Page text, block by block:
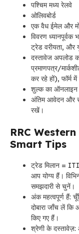
पश्चिम मध्य रेलवे
ओलिवबोर्ड
एक वैध ईमेल और
विवरण ध्यानपूर्वक
ट्रेड वरीयता, और
दस्तावेज अपलोड
प्रमाणपत्र/
कर रहे हों), फॉर्म
शुल्क का ऑनलाइन
अंतिम आवेदन और
रखें।
RRC
Smart Tips
ट्रेड मिलान =
आप योग्य हैं।
समझदारी से चुनें।
अंक महत्वपूर्ण हैं:
दोबारा जाँच लें
किए गए हैं।
श्रेणी के दस्तावेज़: